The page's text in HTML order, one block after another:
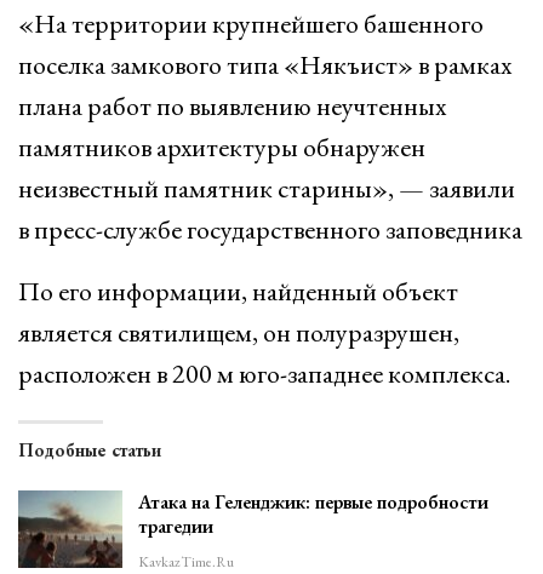
«На территории крупнейшего башенного
поселка замкового типа «Някъист» в рамках
плана работ по выявлению неучтенных
памятников архитектуры обнаружен
неизвестный памятник старины», — заявили
в пресс-службе государственного заповедника
По его информации, найденный объект
является святилищем, он полуразрушен,
расположен в 200 м юго-западнее комплекса.
Подобные статьи
Атака на Геленджик: первые подробности
трагедии
KavkazTime.ru